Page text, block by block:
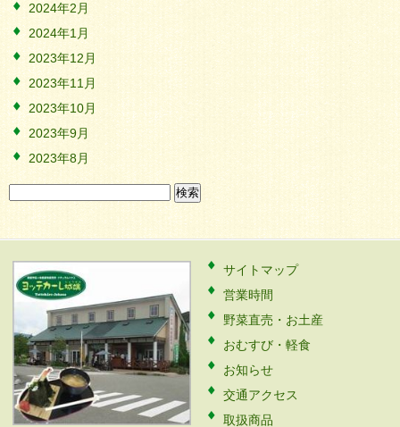
2024年2月
2024年1月
2023年12月
2023年11月
2023年10月
2023年9月
2023年8月
索:
サイトマップ
営業時間
野菜直売・お土産
おむすび・軽食
お知らせ
交通アクセス
取扱商品